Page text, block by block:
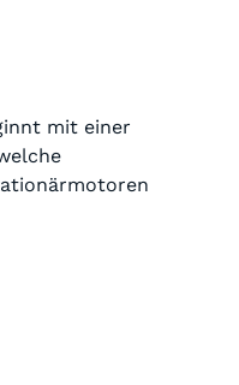
mit einer